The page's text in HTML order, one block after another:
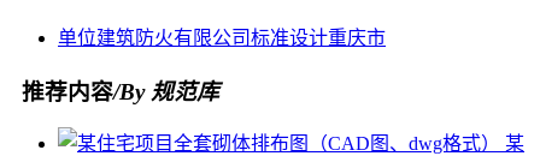
单位建筑防火有限公司标准设计重庆市
推荐内容/By 规范库
某